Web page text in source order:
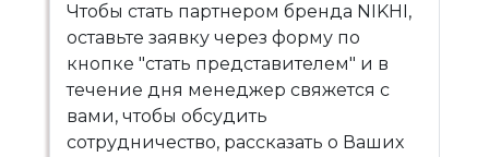
Чтобы стать партнером бренда NIKHI,
оставьте заявку через форму по
кнопке "стать представителем" и в
течение дня менеджер свяжется с
вами, чтобы обсудить
сотрудничество, рассказать о Ваших